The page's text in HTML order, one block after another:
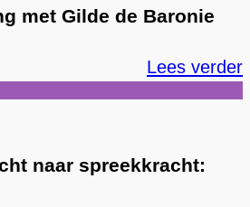
met Gilde de Baronie
Lees verder
naar spreekkracht: